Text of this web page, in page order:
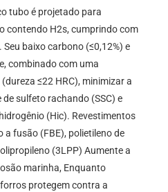
tubo é projetado para
contendo H2s, cumprindo com
baixo carbono (≤0,12%) e
combinado com uma
≤22 HRC), minimizar a
sulfeto rachando (SSC) e
(Hic). Revestimentos
a fusão (FBE), polietileno de
(3LPP) Aumente a
marinha, Enquanto
protegem contra a